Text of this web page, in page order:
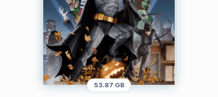
53.87 GB